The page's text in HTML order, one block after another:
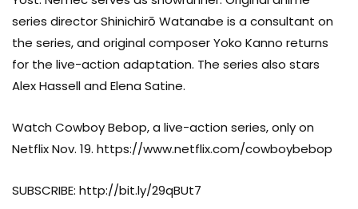
Makoto Asanuma
PRODUCTION
Masayuki Ozaki
PRODUCTION
series director Shinichirō Watanabe is a consultant on
the series, and original composer Yoko Kanno returns
for the live-action adaptation. The series also stars
Alex Hassell and Elena Satine.
Watch Cowboy Bebop, a live-action series, only on
Netflix Nov. 19. https://www.netflix.com/cowboybebop
SUBSCRIBE: http://bit.ly/29qBUt7